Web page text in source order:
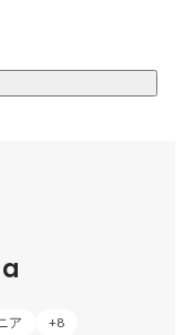
ご紹介するエージ
を中心にサービス
ア +8